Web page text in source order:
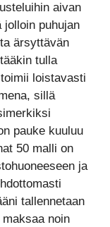
aivan
puhujan
ärsyttävän
tulla
loistavasti
sillä
pauke kuuluu
50 malli on
ja
tallennetaan
noin